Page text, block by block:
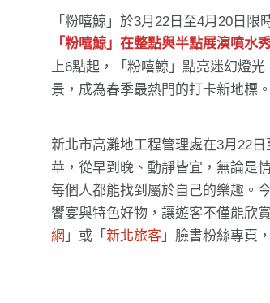
「粉嘻鯨」於3月22日至4月20日
「粉嘻鯨」在整點與半點展演噴水
上6點起，「粉嘻鯨」點亮迷幻燈
景，成為春季最熱門的打卡新地標。
新北市高灘地工程管理處在3月22
華，從早到晚、動靜皆宜，無論是
每個人都能找到屬於自己的樂趣。
饗宴與特色好物，讓遊客不僅能欣
網 」或「新北旅客 」臉書粉絲專頁